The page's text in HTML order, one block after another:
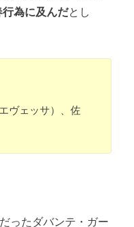
為に及んだとし
ヴェッサ）、佐
ったダバンテ・ガー